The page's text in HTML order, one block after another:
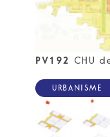
PV192 CHU
URBANISME